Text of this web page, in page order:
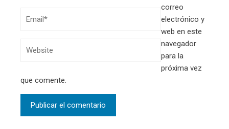
correo
electrónico y
web en este
navegador
para la
próxima vez
que comente.